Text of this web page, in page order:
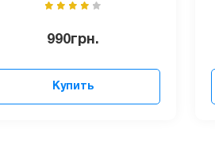
990грн.
Купить